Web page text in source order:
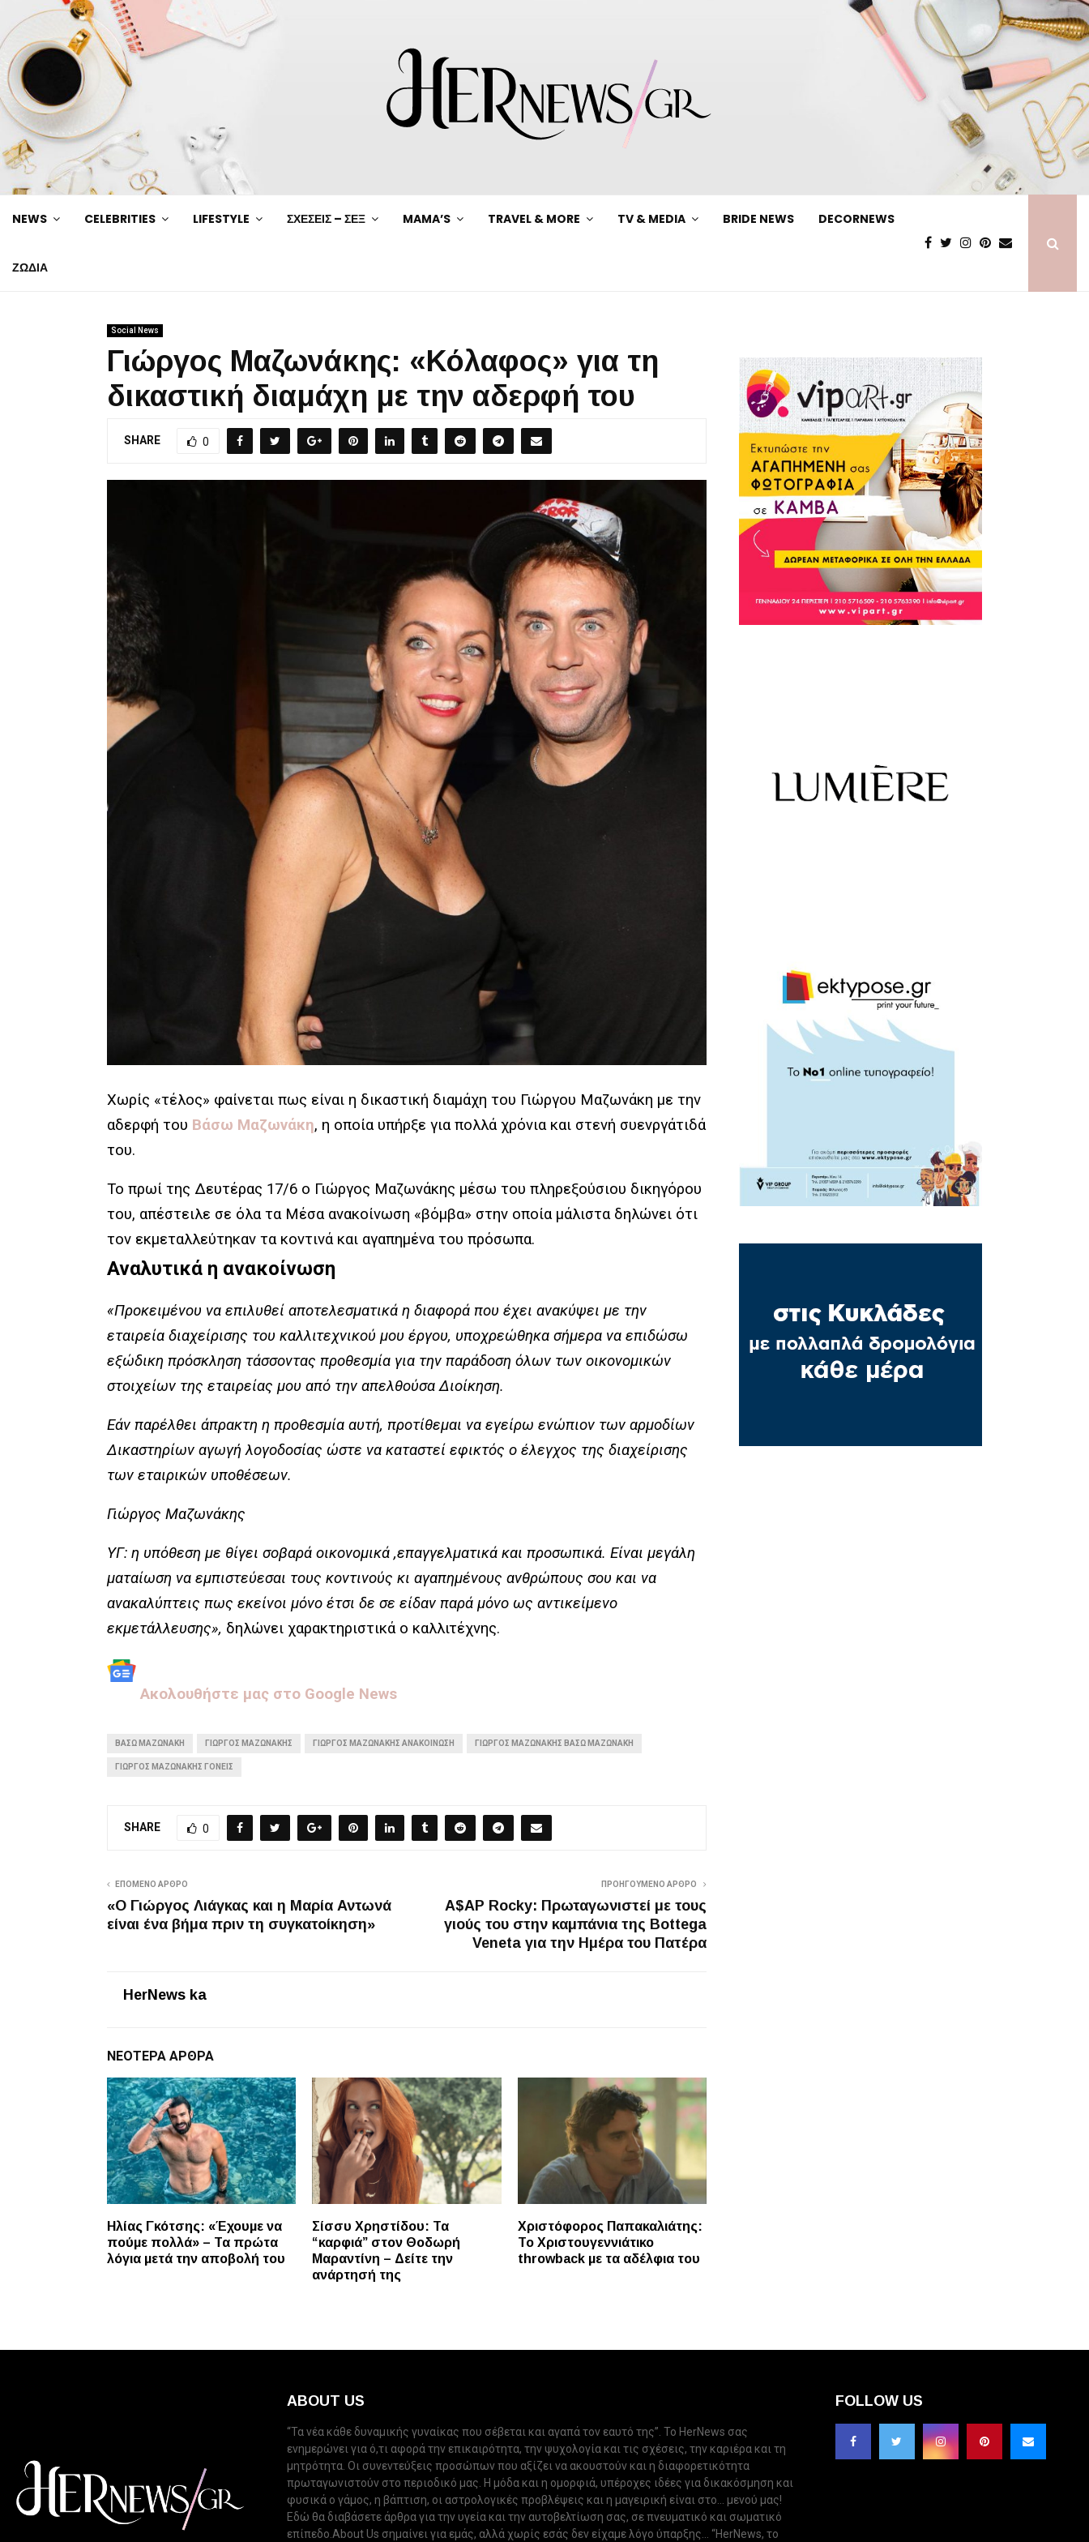
NEWS CELEBRITIES LIFESTYLE ΣΧΕΣΕΙΣ – ΣΕΞ MAMA’S TRAVEL & MORE TV & MEDIA BRIDE NEWS DECORNEWS
ΖΩΔΙΑ
Social News
Γιώργος Μαζωνάκης: «Κόλαφος» για τη
δικαστική διαμάχη με την αδερφή του
SHARE 0
Χωρίς «τέλος» φαίνεται πως είναι η δικαστική διαμάχη του Γιώργου Μαζωνάκη με την
αδερφή του Βάσω Μαζωνάκη, η οποία υπήρξε για πολλά χρόνια και στενή συενργάτιδά
του.
Το πρωί της Δευτέρας 17/6 ο Γιώργος Μαζωνάκης μέσω του πληρεξούσιου δικηγόρου
του, απέστειλε σε όλα τα Μέσα ανακοίνωση «βόμβα» στην οποία μάλιστα δηλώνει ότι
τον εκμεταλλεύτηκαν τα κοντινά και αγαπημένα του πρόσωπα.
Αναλυτικά η ανακοίνωση
«Προκειμένου να επιλυθεί αποτελεσματικά η διαφορά που έχει ανακύψει με την
εταιρεία διαχείρισης του καλλιτεχνικού μου έργου, υποχρεώθηκα σήμερα να επιδώσω
εξώδικη πρόσκληση τάσσοντας προθεσμία για την παράδοση όλων των οικονομικών
στοιχείων της εταιρείας μου από την απελθούσα Διοίκηση.
Εάν παρέλθει άπρακτη η προθεσμία αυτή, προτίθεμαι να εγείρω ενώπιον των αρμοδίων
Δικαστηρίων αγωγή λογοδοσίας ώστε να καταστεί εφικτός ο έλεγχος της διαχείρισης
των εταιρικών υποθέσεων.
Γιώργος Μαζωνάκης
ΥΓ: η υπόθεση με θίγει σοβαρά οικονομικά ,επαγγελματικά και προσωπικά. Είναι μεγάλη
ματαίωση να εμπιστεύεσαι τους κοντινούς κι αγαπημένους ανθρώπους σου και να
ανακαλύπτεις πως εκείνοι μόνο έτσι δε σε είδαν παρά μόνο ως αντικείμενο
εκμετάλλευσης», δηλώνει χαρακτηριστικά ο καλλιτέχνης.
Aκολουθήστε μας στo Google News
ΒΆΣΩ ΜΑΖΩΝΆΚΗ ΓΙΏΡΓΟΣ ΜΑΖΩΝΆΚΗΣ ΓΙΏΡΓΟΣ ΜΑΖΩΝΆΚΗΣ ΑΝΑΚΟΊΝΩΣΗ ΓΙΏΡΓΟΣ ΜΑΖΩΝΆΚΗΣ ΒΆΣΩ ΜΑΖΩΝΆΚΗ
ΓΙΏΡΓΟΣ ΜΑΖΩΝΆΚΗΣ ΓΟΝΕΊΣ
SHARE 0
ΕΠΌΜΕΝΟ ΆΡΘΡΟ
«Ο Γιώργος Λιάγκας και η Μαρία Αντωνά
είναι ένα βήμα πριν τη συγκατοίκηση»
ΠΡΟΗΓΟΎΜΕΝΟ ΆΡΘΡΟ
A$AP Rocky: Πρωταγωνιστεί με τους
γιούς του στην καμπάνια της Bottega
Veneta για την Ημέρα του Πατέρα
HerNews ka
ΝΕΌΤΕΡΑ ΆΡΘΡΑ
Ηλίας Γκότσης: «Έχουμε να
πούμε πολλά» – Τα πρώτα
λόγια μετά την αποβολή του
Σίσσυ Χρηστίδου: Τα
“καρφιά” στον Θοδωρή
Μαραντίνη – Δείτε την
ανάρτησή της
Χριστόφορος Παπακαλιάτης:
Το Χριστουγεννιάτικο
throwback με τα αδέλφια του
ABOUT US
“Τα νέα κάθε δυναμικής γυναίκας που σέβεται και αγαπά τον εαυτό της”. Το HerNews σας
ενημερώνει για ό,τι αφορά την επικαιρότητα, την ψυχολογία και τις σχέσεις, την καριέρα και τη
μητρότητα. Οι συνεντεύξεις προσώπων που αξίζει να ακουστούν και η διαφορετικότητα
πρωταγωνιστούν στο περιοδικό μας. Η μόδα και η ομορφιά, υπέροχες ιδέες για δικακόσμηση και
φυσικά ο γάμος, η βάπτιση, οι αστρολογικές προβλέψεις και η μαγειρική είναι στο... μενού μας!
Εδώ θα διαβάσετε άρθρα για την υγεία και την αυτοβελτίωση σας, σε πνευματικό και σωματικό
επίπεδο.About Us σημαίνει για εμάς, αλλά χωρίς εσάς δεν είχαμε λόγο ύπαρξης... “HerNews, το
FOLLOW US